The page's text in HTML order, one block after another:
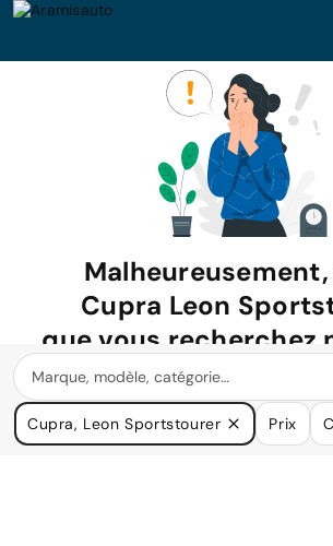
Cupra Leon
que vous recherchez
disponible.
Nous avons de nombreuses voitures qui
à vos besoins.
Cupra, Leon Sportstourer Prix